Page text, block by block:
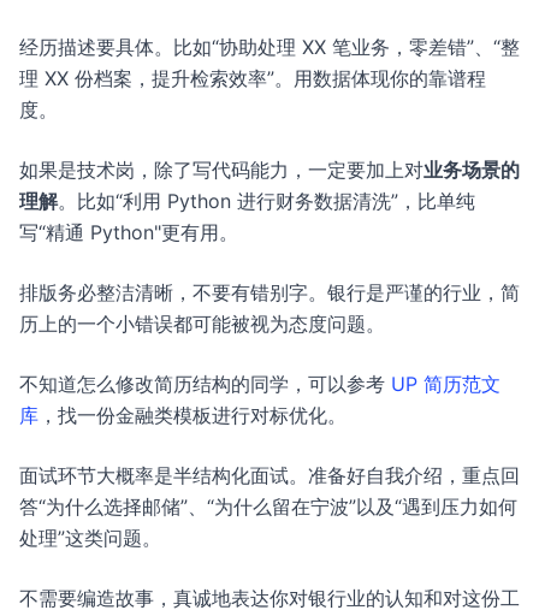
经历描述要具体。比如“协助处理 XX 笔业务，零差错”、“整
理 XX 份档案，提升检索效率”。用数据体现你的靠谱程
度。
如果是技术岗，除了写代码能力，一定要加上对业务场景的
理解。比如“利用 Python 进行财务数据清洗”，比单纯
写“精通 Python"更有用。
排版务必整洁清晰，不要有错别字。银行是严谨的行业，简
历上的一个小错误都可能被视为态度问题。
不知道怎么修改简历结构的同学，可以参考 UP 简历范文
库 ，找一份金融类模板进行对标优化。
面试环节大概率是半结构化面试。准备好自我介绍，重点回
答“为什么选择邮储”、“为什么留在宁波”以及“遇到压力如何
处理”这类问题。
不需要编造故事，真诚地表达你对银行业的认知和对这份工